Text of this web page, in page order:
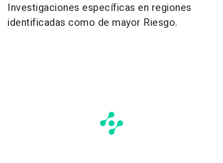
Investigaciones específicas en regiones
identificadas como de mayor Riesgo.